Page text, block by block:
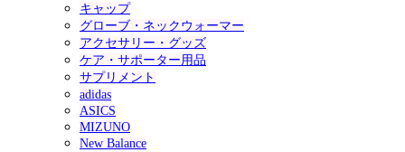
キャップ
グローブ・ネックウォーマー
アクセサリー・グッズ
ケア・サポーター用品
サプリメント
adidas
ASICS
MIZUNO
New Balance